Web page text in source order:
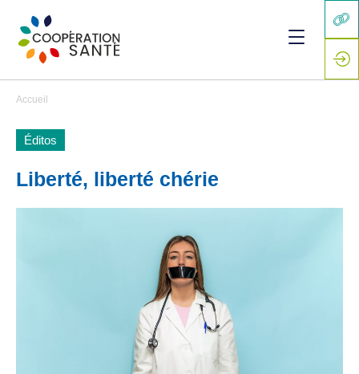
Accueil
Éditos
Liberté, liberté chérie